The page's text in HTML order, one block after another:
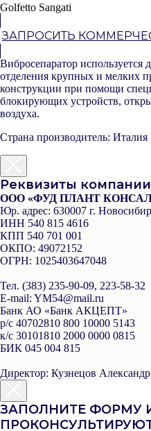
Golfetto Sangati
ЗАПРОСИТЬ
Вибросепаратор используется
отделения крупных и мелких
конструкции при помощи
блокирующих устройств,
воздуха.
Страна производитель: Италия
Реквизиты компании
ООО «ФУД ПЛАНТ
Юр. адрес: 630007 г.
ИНН 540 815 4616
КПП 540 701 001
ОКПО: 49072152
ОГРН: 1025403647048
Тел. (383) 235-90-09, 223-58-32
Е-mail: YM54@mail.ru
Банк АО «Банк АКЦЕПТ»
р/с 40702810 800 10000 5143
к/с 30101810 2000 0000 0815
БИК 045 004 815
Директор: Кузнецов
ЗАПОЛНИТЕ ФОРМУ